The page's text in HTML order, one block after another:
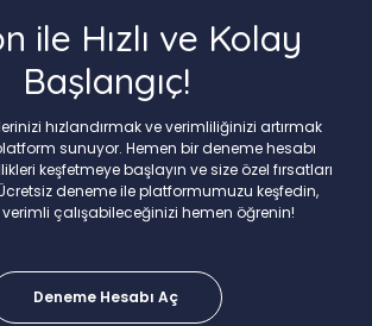
ile Hızlı ve Kolay
Başlangıç!
hızlandırmak ve verimliliğinizi artırmak
sunuyor. Hemen bir deneme hesabı
keşfetmeye başlayın ve size özel fırsatları
deneme ile platformumuzu keşfedin,
çalışabileceğinizi hemen öğrenin!
Deneme Hesabı Aç